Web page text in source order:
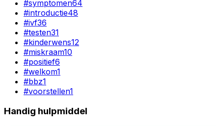
#symptomen64
#introductie48
#ivf36
#testen31
#kinderwens12
#miskraam10
#positief6
#welkom1
#bbz1
#voorstellen1
Handig hulpmiddel